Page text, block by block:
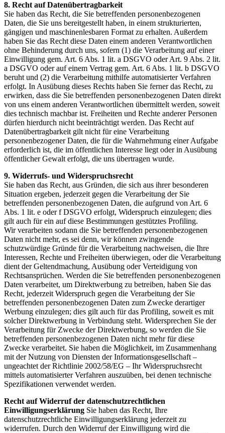
8. Recht auf Datenübertragbarkeit
Sie haben das Recht, die Sie betreffenden personenbezogenen
Daten, die Sie uns bereitgestellt haben, in einem strukturierten,
gängigen und maschinenlesbaren Format zu erhalten. Außerdem
haben Sie das Recht diese Daten einem anderen Verantwortlichen
ohne Behinderung durch uns, sofern (1) die Verarbeitung auf einer
Einwilligung gem. Art. 6 Abs. 1 lit. a DSGVO oder Art. 9 Abs. 2 lit.
a DSGVO oder auf einem Vertrag gem. Art. 6 Abs. 1 lit. b DSGVO
beruht und (2) die Verarbeitung mithilfe automatisierter Verfahren
erfolgt. In Ausübung dieses Rechts haben Sie ferner das Recht, zu
erwirken, dass die Sie betreffenden personenbezogenen Daten direkt
von uns einem anderen Verantwortlichen übermittelt werden, soweit
dies technisch machbar ist. Freiheiten und Rechte anderer Personen
dürfen hierdurch nicht beeinträchtigt werden. Das Recht auf
Datenübertragbarkeit gilt nicht für eine Verarbeitung
personenbezogener Daten, die für die Wahrnehmung einer Aufgabe
erforderlich ist, die im öffentlichen Interesse liegt oder in Ausübung
öffentlicher Gewalt erfolgt, die uns übertragen wurde.
9. Widerrufs- und Widerspruchsrecht
Sie haben das Recht, aus Gründen, die sich aus ihrer besonderen
Situation ergeben, jederzeit gegen die Verarbeitung der Sie
betreffenden personenbezogenen Daten, die aufgrund von Art. 6
Abs. 1 lit. e oder f DSGVO erfolgt, Widerspruch einzulegen; dies
gilt auch für ein auf diese Bestimmungen gestütztes Profiling.
Wir verarbeiten sodann die Sie betreffenden personenbezogenen
Daten nicht mehr, es sei denn, wir können zwingende
schutzwürdige Gründe für die Verarbeitung nachweisen, die Ihre
Interessen, Rechte und Freiheiten überwiegen, oder die Verarbeitung
dient der Geltendmachung, Ausübung oder Verteidigung von
Rechtsansprüchen. Werden die Sie betreffenden personenbezogenen
Daten verarbeitet, um Direktwerbung zu betreiben, haben Sie das
Recht, jederzeit Widerspruch gegen die Verarbeitung der Sie
betreffenden personenbezogenen Daten zum Zwecke derartiger
Werbung einzulegen; dies gilt auch für das Profiling, soweit es mit
solcher Direktwerbung in Verbindung steht. Widersprechen Sie der
Verarbeitung für Zwecke der Direktwerbung, so werden die Sie
betreffenden personenbezogenen Daten nicht mehr für diese
Zwecke verarbeitet. Sie haben die Möglichkeit, im Zusammenhang
mit der Nutzung von Diensten der Informationsgesellschaft –
ungeachtet der Richtlinie 2002/58/EG – Ihr Widerspruchsrecht
mittels automatisierter Verfahren auszuüben, bei denen technische
Spezifikationen verwendet werden.
Recht auf Widerruf der datenschutzrechtlichen
Einwilligungserklärung Sie haben das Recht, Ihre
datenschutzrechtliche Einwilligungserklärung jederzeit zu
widerrufen. Durch den Widerruf der Einwilligung wird die